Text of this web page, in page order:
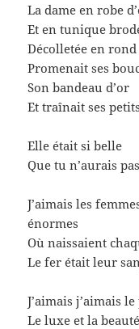
La dame en robe
Et en tunique
Décolletée en rond
Promenait ses
Son bandeau d’or
Et traînait ses
Elle était si belle
Que tu n’aurais
J’aimais les
énormes
Où naissaient
Le fer était leur
J’aimais j’aimais
Le luxe et la